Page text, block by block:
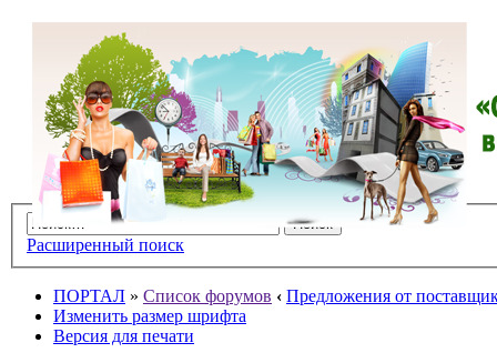
Расширенный поиск
ПОРТАЛ » Список форумов ‹ Предложения от
Изменить размер шрифта
Версия для печати